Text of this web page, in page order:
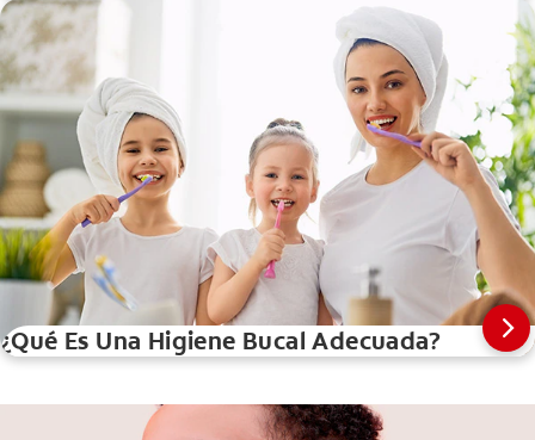
A continuación, le decimos qué debe tomar en
cuenta.
¿Qué Es Una Higiene Bucal Adecuada?